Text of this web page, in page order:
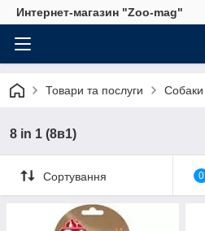
Интернет-магазин "Zoo-mag"
Товари та послуги Собаки
8 in 1 (8в1)
Сортування 0